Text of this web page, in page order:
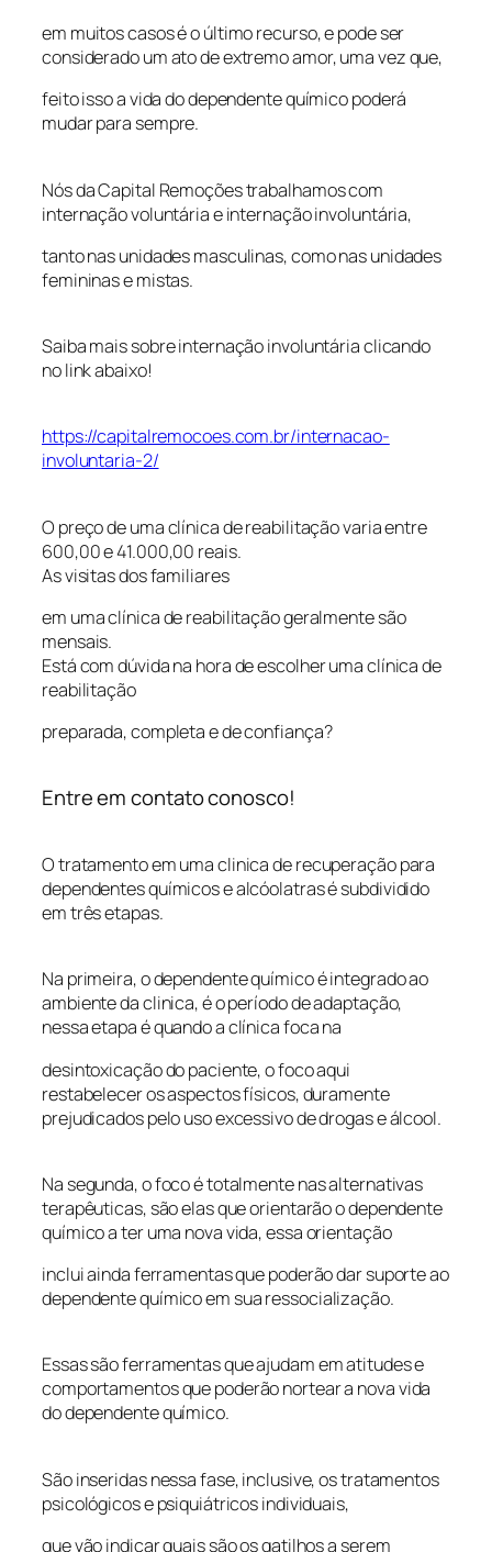
em muitos casos é o último recurso, e pode ser
considerado um ato de extremo amor, uma vez que,
feito isso a vida do dependente químico poderá
mudar para sempre.
Nós da Capital Remoções trabalhamos com
internação voluntária e internação involuntária,
tanto nas unidades masculinas, como nas unidades
femininas e mistas.
Saiba mais sobre internação involuntária clicando
no link abaixo!
https://capitalremocoes.com.br/internacao-
involuntaria-2/
O preço de uma clínica de reabilitação varia entre
600,00 e 41.000,00 reais.
As visitas dos familiares
em uma clínica de reabilitação geralmente são
mensais.
Está com dúvida na hora de escolher uma clínica de
reabilitação
preparada, completa e de confiança?
Entre em contato conosco!
O tratamento em uma clinica de recuperação para
dependentes químicos e alcóolatras é subdividido
em três etapas.
Na primeira, o dependente químico é integrado ao
ambiente da clinica, é o período de adaptação,
nessa etapa é quando a clínica foca na
desintoxicação do paciente, o foco aqui
restabelecer os aspectos físicos, duramente
prejudicados pelo uso excessivo de drogas e álcool.
Na segunda, o foco é totalmente nas alternativas
terapêuticas, são elas que orientarão o dependente
químico a ter uma nova vida, essa orientação
inclui ainda ferramentas que poderão dar suporte ao
dependente químico em sua ressocialização.
Essas são ferramentas que ajudam em atitudes e
comportamentos que poderão nortear a nova vida
do dependente químico.
São inseridas nessa fase, inclusive, os tratamentos
psicológicos e psiquiátricos individuais,
que vão indicar quais são os gatilhos a serem